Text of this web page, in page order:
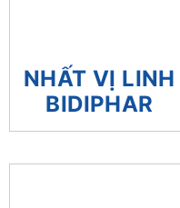
NHẤT VỊ LINH
BIDIPHAR